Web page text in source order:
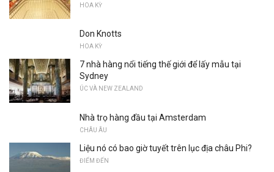
HOA KỲ
Don Knotts
HOA KỲ
7 nhà hàng nổi tiếng thế giới để lấy mẫu tại
Sydney
ÚC VÀ NEW ZEALAND
Nhà trọ hàng đầu tại Amsterdam
CHÂU ÂU
Liệu nó có bao giờ tuyết trên lục địa châu Phi?
ĐIỂM ĐẾN